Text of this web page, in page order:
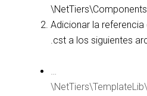
Adicionar la referencia
.cst a los siguientes
…